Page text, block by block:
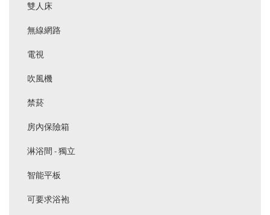
雙人床
無線網路
電視
吹風機
禁菸
房內保險箱
淋浴間 - 獨立
智能平板
可要求浴袍